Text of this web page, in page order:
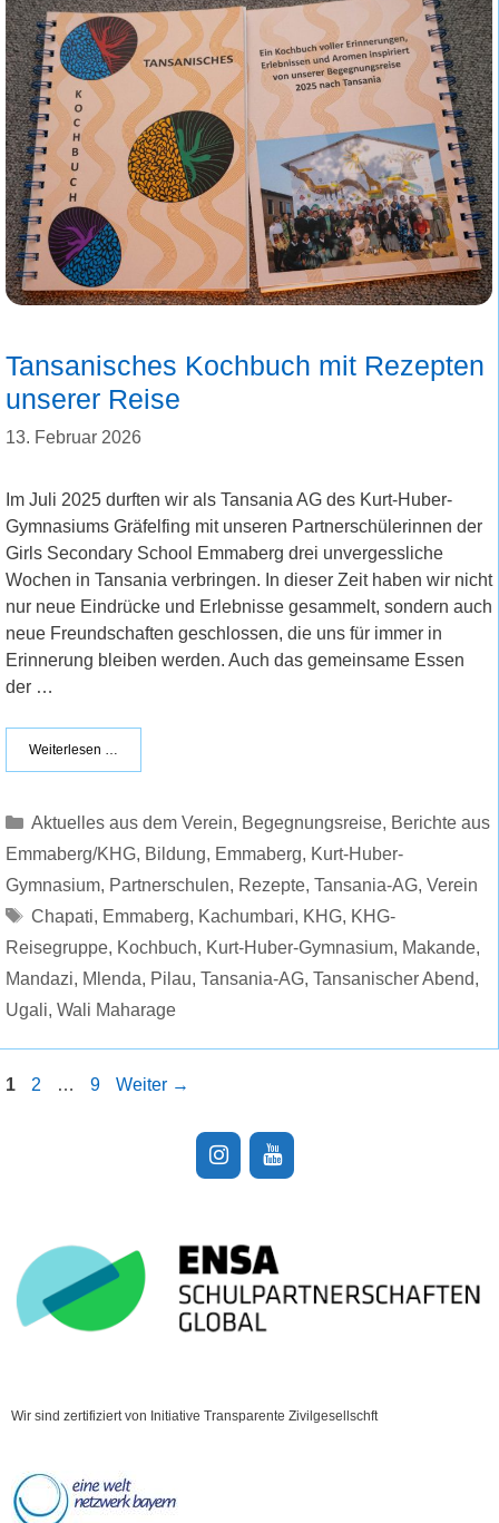
Tansanisches Kochbuch mit Rezepten
unserer Reise
13. Februar 2026
Im Juli 2025 durften wir als Tansania AG des Kurt-Huber-
Gymnasiums Gräfelfing mit unseren Partnerschülerinnen der
Girls Secondary School Emmaberg drei unvergessliche
Wochen in Tansania verbringen. In dieser Zeit haben wir nicht
nur neue Eindrücke und Erlebnisse gesammelt, sondern auch
neue Freundschaften geschlossen, die uns für immer in
Erinnerung bleiben werden. Auch das gemeinsame Essen
der …
Weiterlesen …
Kategorien
Aktuelles aus dem Verein, Begegnungsreise, Berichte aus
Emmaberg/KHG, Bildung, Emmaberg, Kurt-Huber-
Gymnasium, Partnerschulen, Rezepte, Tansania-AG, Verein
Schlagwörter
Chapati, Emmaberg, Kachumbari, KHG, KHG-
Reisegruppe, Kochbuch, Kurt-Huber-Gymnasium, Makande,
Mandazi, Mlenda, Pilau, Tansania-AG, Tansanischer Abend,
Ugali, Wali Maharage
Seite
1 Seite
2 … Seite
9 Weiter →
Wir sind zertifiziert von Initiative Transparente Zivilgesellschft